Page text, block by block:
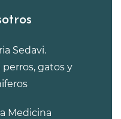
Sedavi.
perros, gatos y
Medicina